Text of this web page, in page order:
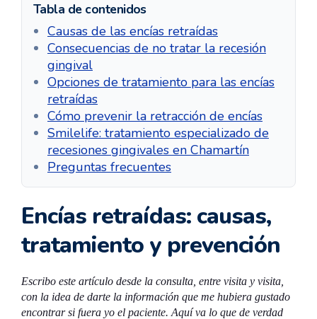
Tabla de contenidos
Causas de las encías retraídas
Consecuencias de no tratar la recesión
gingival
Opciones de tratamiento para las encías
retraídas
Cómo prevenir la retracción de encías
Smilelife: tratamiento especializado de
recesiones gingivales en Chamartín
Preguntas frecuentes
Encías retraídas: causas,
tratamiento y prevención
Escribo este artículo desde la consulta, entre visita y visita,
con la idea de darte la información que me hubiera gustado
encontrar si fuera yo el paciente. Aquí va lo que de verdad